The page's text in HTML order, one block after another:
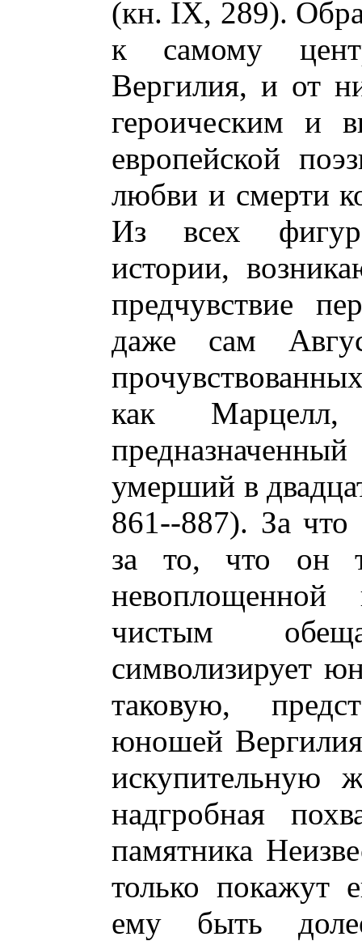
(кн. IX, 289).
к самому
Вергилия, и от
героическим и
европейской
любви и смерти
Из всех
истории,
предчувствие
даже сам
как Марцелл,
умерший в
861--887). За что
за то, что он
чистым
символизирует
таковую,
юношей
искупительную
надгробная
памятника
только покажут
ему быть